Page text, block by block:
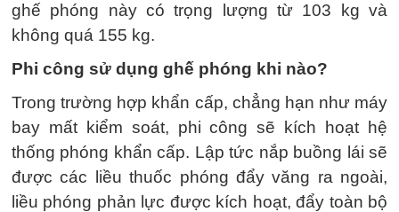
ghế phóng này có trọng lượng từ 103 kg và
không quá 155 kg.
Phi công sử dụng ghế phóng khi nào?
Trong trường hợp khẩn cấp, chẳng hạn như máy
bay mất kiểm soát, phi công sẽ kích hoạt hệ
thống phóng khẩn cấp. Lập tức nắp buồng lái sẽ
được các liều thuốc phóng đẩy văng ra ngoài,
liều phóng phản lực được kích hoạt, đẩy toàn bộ